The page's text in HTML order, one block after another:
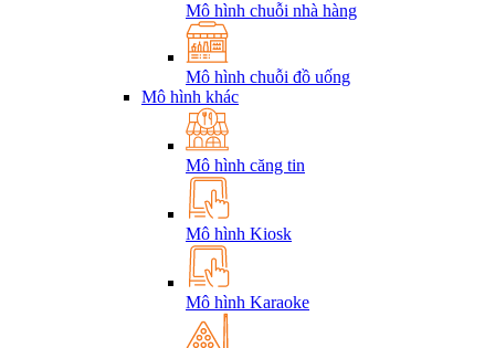
Mô hình chuỗi nhà hàng
Mô hình chuỗi đồ uống
Mô hình khác
Mô hình căng tin
Mô hình Kiosk
Mô hình Karaoke